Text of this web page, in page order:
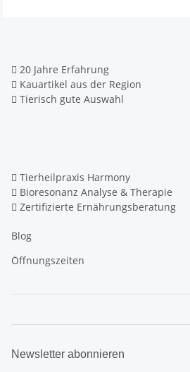
20 Jahre Erfahrung
Kauartikel aus der Region
Tierisch gute Auswahl
Tierheilpraxis Harmony
Bioresonanz Analyse & Therapie
Zertifizierte Ernährungsberatung
Blog
Öffnungszeiten
Newsletter abonnieren